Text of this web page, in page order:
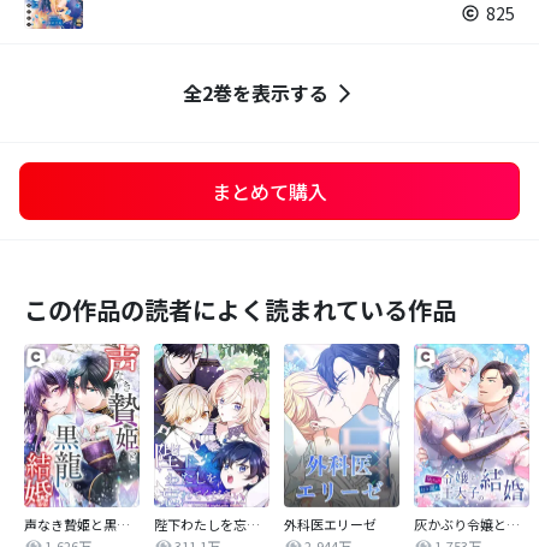
825
全2巻を表示する
まとめて購入
この作品の読者によく読まれている作品
声なき贄姫と黒龍の結婚
陛下わたしを忘れてください
外科医エリーゼ
灰かぶり令嬢と行き遅れ元王太子の結婚